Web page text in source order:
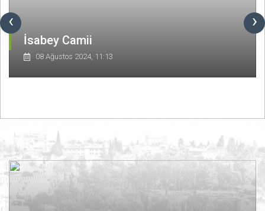
‹ ›
İsabey Camii
08 Ağustos 2024, 11:13